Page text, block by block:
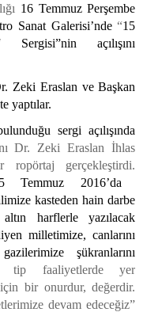
16 Temmuz Perşembe
Sanat Galerisi’nde “15
Sergisi”nin açılışını
Zeki Eraslan ve Başkan
yaptılar.
sergi açılışında
Dr. Zeki Eraslan İhlas
ropörtaj gerçekleştirdi.
Temmuz 2016’da
kasteden hain darbe
harflerle yazılacak
milletimize, canlarını
şükranlarını
faaliyetlerde yer
bir onurdur, değerdir.
devam edeceğiz”